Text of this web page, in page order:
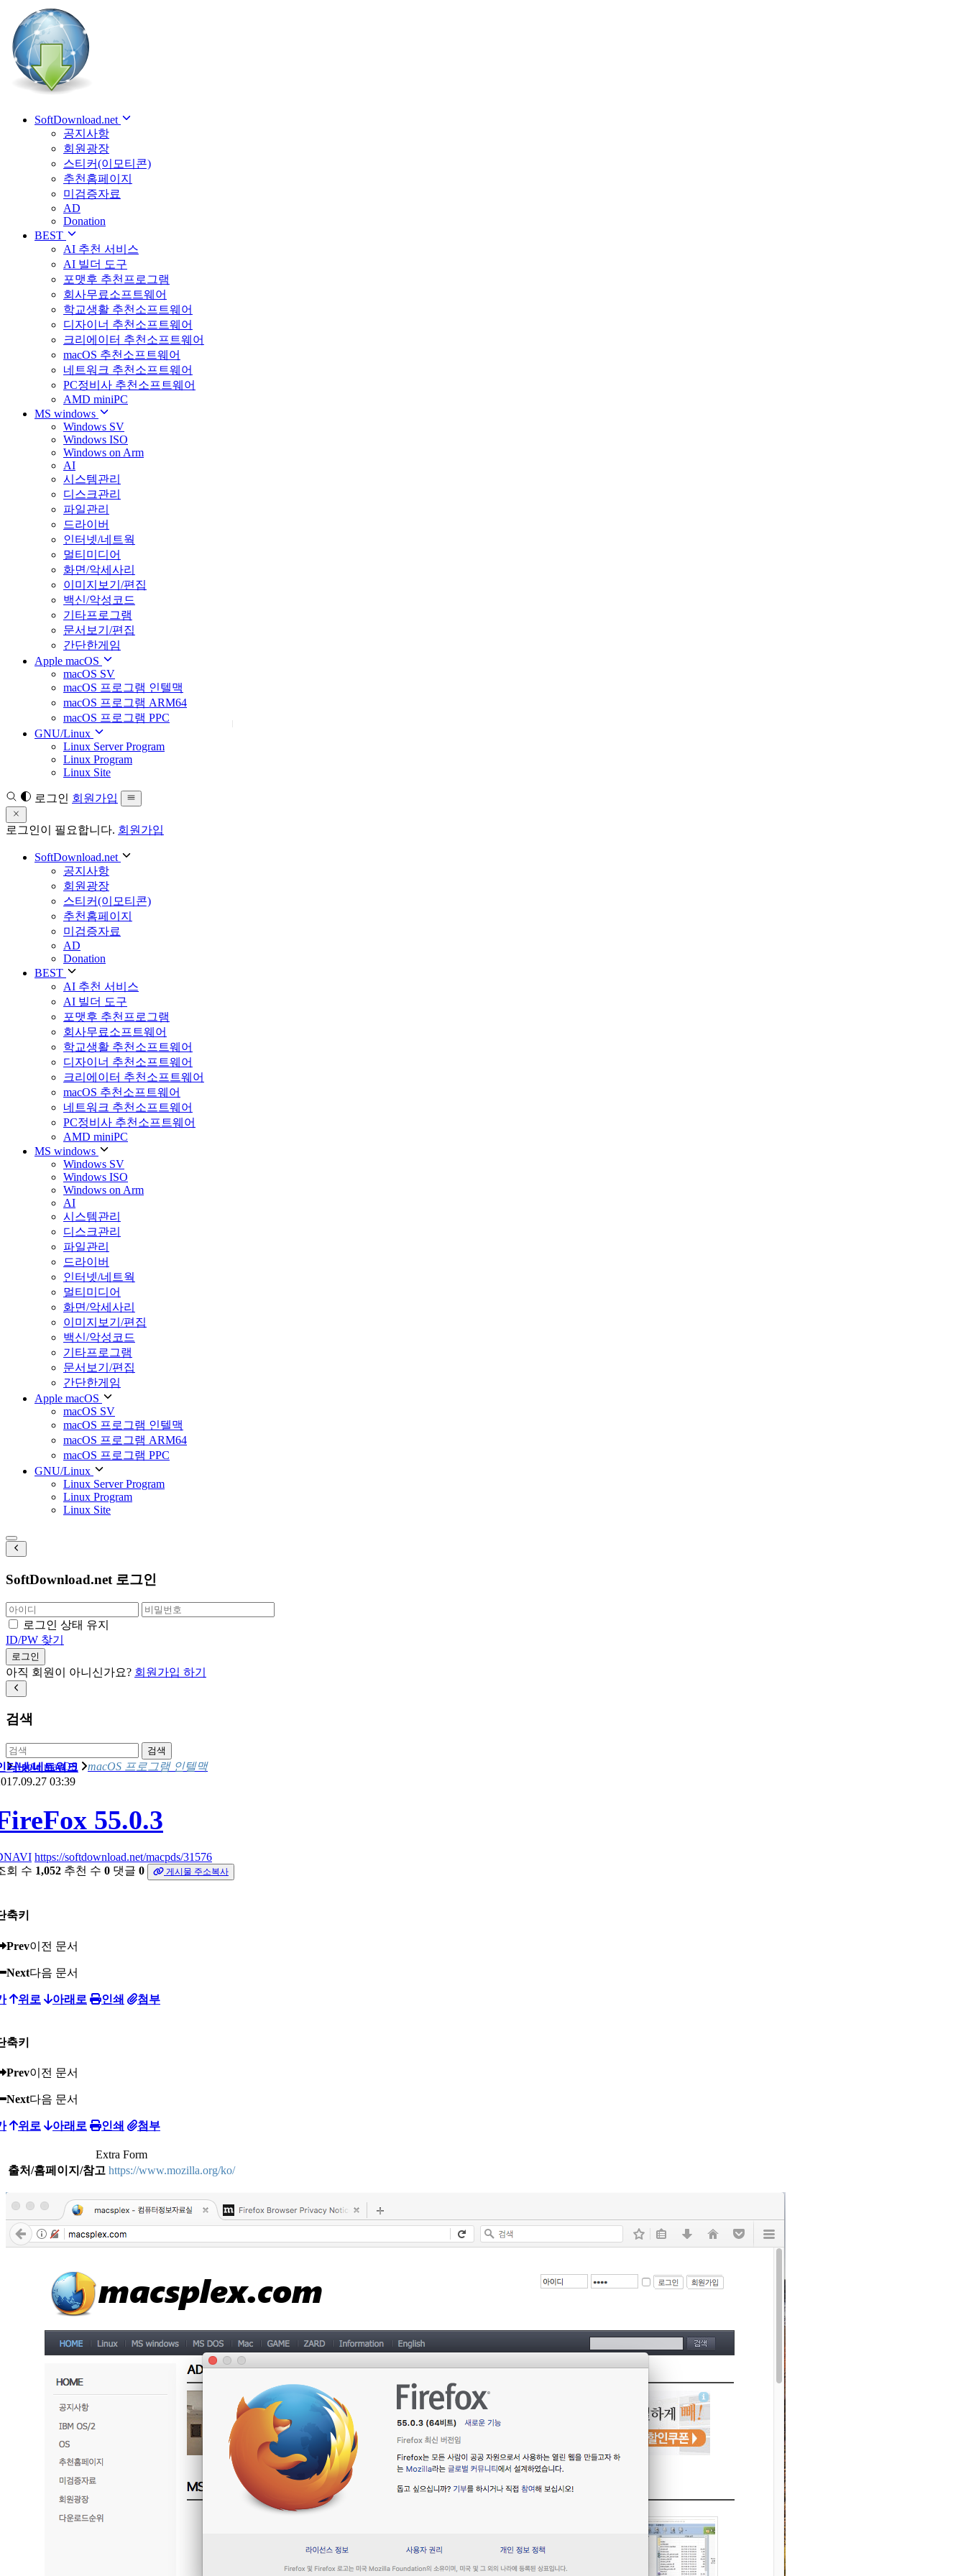
SoftDownload.net
공지사항
회원광장
스티커(이모티콘)
추천홈페이지
미검증자료
AD
Donation
BEST
AI 추천 서비스
AI 빌더 도구
포맷후 추천프로그램
회사무료소프트웨어
학교생활 추천소프트웨어
디자이너 추천소프트웨어
크리에이터 추천소프트웨어
macOS 추천소프트웨어
네트워크 추천소프트웨어
PC정비사 추천소프트웨어
AMD miniPC
MS windows
Windows SV
Windows ISO
Windows on Arm
AI
시스템관리
디스크관리
파일관리
드라이버
인터넷/네트웍
멀티미디어
화면/악세사리
이미지보기/편집
백신/악성코드
기타프로그램
문서보기/편집
간단한게임
Apple macOS
macOS SV
macOS 프로그램 인텔맥
macOS 프로그램 ARM64
macOS 프로그램 PPC
GNU/Linux
Linux Server Program
Linux Program
Linux Site
로그인 회원가입
로그인이 필요합니다. 회원가입
SoftDownload.net
공지사항
회원광장
스티커(이모티콘)
추천홈페이지
미검증자료
AD
Donation
BEST
AI 추천 서비스
AI 빌더 도구
포맷후 추천프로그램
회사무료소프트웨어
학교생활 추천소프트웨어
디자이너 추천소프트웨어
크리에이터 추천소프트웨어
macOS 추천소프트웨어
네트워크 추천소프트웨어
PC정비사 추천소프트웨어
AMD miniPC
MS windows
Windows SV
Windows ISO
Windows on Arm
AI
시스템관리
디스크관리
파일관리
드라이버
인터넷/네트웍
멀티미디어
화면/악세사리
이미지보기/편집
백신/악성코드
기타프로그램
문서보기/편집
간단한게임
Apple macOS
macOS SV
macOS 프로그램 인텔맥
macOS 프로그램 ARM64
macOS 프로그램 PPC
GNU/Linux
Linux Server Program
Linux Program
Linux Site
SoftDownload.net 로그인
로그인 상태 유지
ID/PW 찾기
로그인
아직 회원이 아니신가요? 회원가입 하기
검색
검색
Apple macOS macOS 프로그램 인텔맥
터넷/네트워크
03:39
55.0.3
https://softdownload.net/macpds/31576
회 수 1,052 추천 수 0 댓글 0 게시물 주소복사
축키
Prev이전 문서
Next다음 문서
위로 아래로 인쇄 첨부
축키
Prev이전 문서
Next다음 문서
위로 아래로 인쇄 첨부
Extra Form
출처/홈페이지/참고 https://www.mozilla.org/ko/